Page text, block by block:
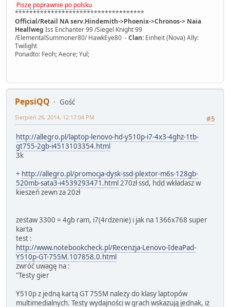
Piszę poprawnie po polsku
************************************
Official/Retail NA serv.Hindemith->Phoenix->Chronos-> Naia
Heallweg Iss Enchanter 99 /Siegel Knight 99
/ElementalSummoner80/ HawkEye80 -Clan: Einheit (Nova) Ally:
Twilight
Ponadto: Feoh; Aeore; Yul;
PepsiQQ
Gość
#5
Sierpień 26, 2014, 12:17:04 PM
http://allegro.pl/laptop-lenovo-hd-y510p-i7-4x3-4ghz-1tb-
gt755-2gb-i4513103354.html
3k
+ http://allegro.pl/promocja-dysk-ssd-plextor-m6s-128gb-
520mb-sata3-i4539293471.html 270zł ssd, hdd wkładasz w
kieszeń zewn za 20zł
zestaw 3300 = 4gb ram, i7(4rdzenie) i jak na 1366x768 super
karta
test :
http://www.notebookcheck.pl/Recenzja-Lenovo-IdeaPad-
Y510p-GT-755M.107858.0.html
zwróć uwagę na :
"Testy gier
Y510p z jedną kartą GT 755M należy do klasy laptopów
multimedialnych. Testy wydajności w grach wskazują jednak, iż